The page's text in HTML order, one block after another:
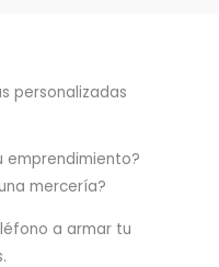
personalizadas
emprendimiento?
mercería?
a armar tu